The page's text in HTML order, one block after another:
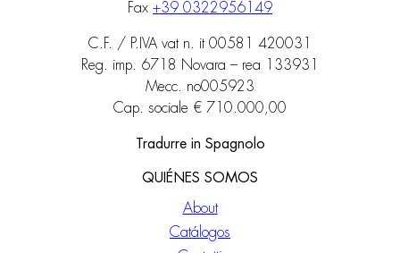
Fax +39 0322956149
C.F. / P.IVA vat n. it 00581 420031
Reg. imp. 6718 Novara – rea 133931
Mecc. no005923
Cap. sociale € 710.000,00
Tradurre in Spagnolo
QUIÉNES SOMOS
About
Catálogos